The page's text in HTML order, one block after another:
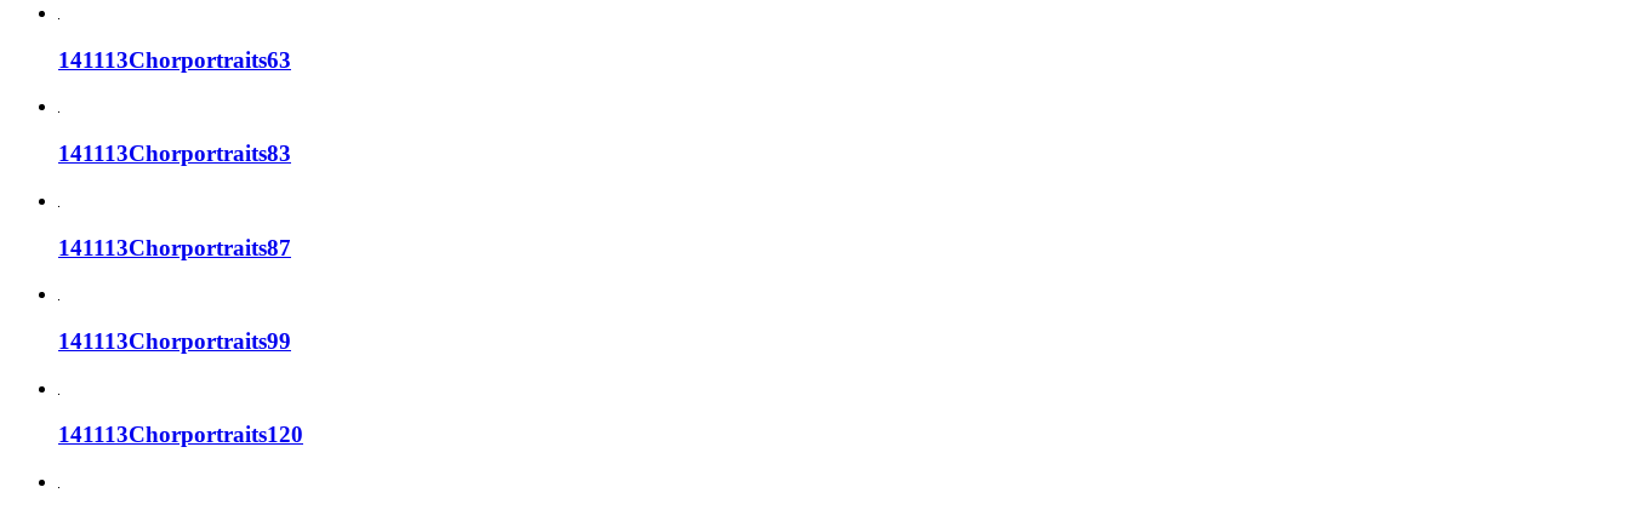
141113Chorportraits63
141113Chorportraits83
141113Chorportraits87
141113Chorportraits99
141113Chorportraits120